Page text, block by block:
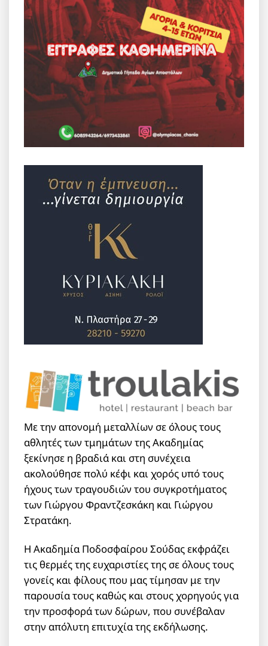
Με την απονομή μεταλλίων σε όλους τους
αθλητές των τμημάτων της Ακαδημίας
ξεκίνησε η βραδιά και στη συνέχεια
ακολούθησε πολύ κέφι και χορός υπό τους
ήχους των τραγουδιών του συγκροτήματος
των Γιώργου Φραντζεσκάκη και Γιώργου
Στρατάκη.
Η Ακαδημία Ποδοσφαίρου Σούδας εκφράζει
τις θερμές της ευχαριστίες της σε όλους τους
γονείς και φίλους που μας τίμησαν με την
παρουσία τους καθώς και στους χορηγούς για
την προσφορά των δώρων, που συνέβαλαν
στην απόλυτη επιτυχία της εκδήλωσης.